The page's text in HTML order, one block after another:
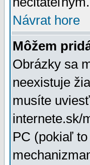
Návrat hore
Môžem
Obrázky sa
neexistuje
musíte
internete.sk/
PC (pokiaľ